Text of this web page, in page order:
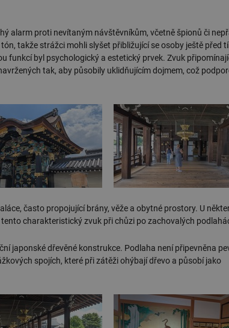
alarm proti nevítaným návštěvníkům, včetně špionů či
takže strážci mohli slyšet přibližující se osoby ještě před
funkcí byl psychologický a estetický prvek. Zvuk
tak, aby působily uklidňujícím dojmem, což
často propojující brány, věže a obytné prostory. U
charakteristický zvuk při chůzi po zachovalých
japonské dřevěné konstrukce. Podlaha není připevněna
spojích, které při zátěži ohýbají dřevo a působí jako